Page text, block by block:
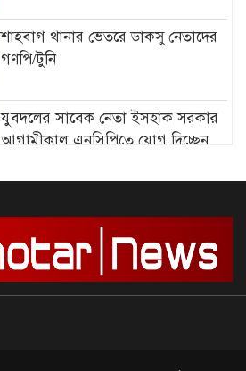
শাহবাগ থানার ভেতরে ডাকসু নেতাদের
গণপি/টুনি
যুবদলের সাবেক নেতা ইসহাক সরকার
আগামীকাল এনসিপিতে যোগ দিচ্ছেন
পরোয়ানা
সাগরে আজ থেকে ৫৮ দিনের জন্য মাছ